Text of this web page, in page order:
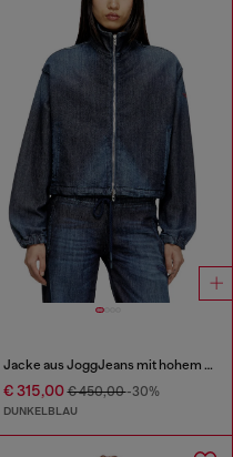
Jacke aus JoggJeans mit hohem Kragen
€ 315,00€ 450,00-30%
DUNKELBLAU